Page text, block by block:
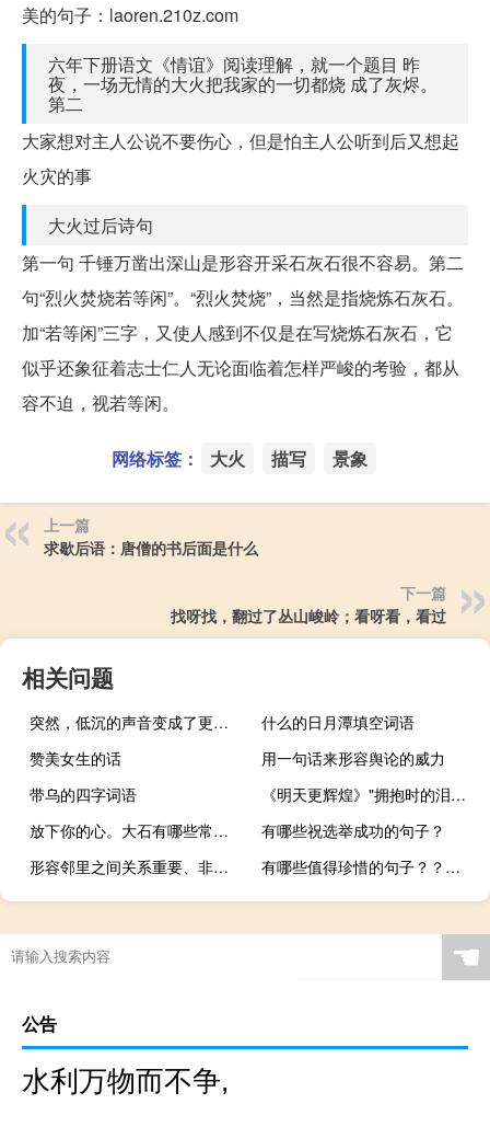
美的句子：laoren.210z.com
六年下册语文《情谊》阅读理解，就一个题目 昨
夜，一场无情的大火把我家的一切都烧 成了灰烬。
第二
大家想对主人公说不要伤心，但是怕主人公听到后又想起
火灾的事
大火过后诗句
第一句 千锤万凿出深山是形容开采石灰石很不容易。第二
句“烈火焚烧若等闲”。“烈火焚烧”，当然是指烧炼石灰石。
加“若等闲”三字，又使人感到不仅是在写烧炼石灰石，它
似乎还象征着志士仁人无论面临着怎样严峻的考验，都从
容不迫，视若等闲。
网络标签： 大火 描写 景象
上一篇
求歇后语：唐僧的书后面是什么
下一篇
找呀找，翻过了丛山峻岭；看呀看，看过
相关问题
突然，低沉的声音变成了更自由的曲调，就像一场狂风吹过树林，倾盆大雨打碎了瓦片
什么的日月潭填空词语
赞美女生的话
用一句话来形容舆论的威力
带乌的四字词语
《明天更辉煌》"拥抱时的泪水充满希望
放下你的心。大石有哪些常用的成语
有哪些祝选举成功的句子？
形容邻里之间关系重要、非常好的名言或
有哪些值得珍惜的句子？？写在笔记本上？
☚
公告
水利万物而不争,